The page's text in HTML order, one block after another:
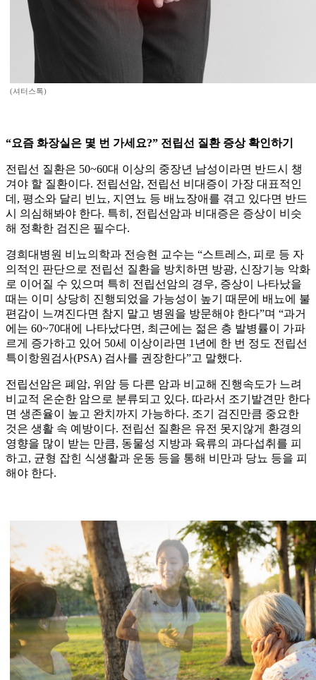
(셔터스톡)
“요즘 화장실은 몇 번 가세요?” 전립선 질환 증상 확인하기
전립선 질환은 50~60대 이상의 중장년 남성이라면 반드시 챙
겨야 할 질환이다. 전립선암, 전립선 비대증이 가장 대표적인
데, 평소와 달리 빈뇨, 지연뇨 등 배뇨장애를 겪고 있다면 반드
시 의심해봐야 한다. 특히, 전립선암과 비대증은 증상이 비슷
해 정확한 검진은 필수다.
경희대병원 비뇨의학과 전승현 교수는 “스트레스, 피로 등 자
의적인 판단으로 전립선 질환을 방치하면 방광, 신장기능 악화
로 이어질 수 있으며 특히 전립선암의 경우, 증상이 나타났을
때는 이미 상당히 진행되었을 가능성이 높기 때문에 배뇨에 불
편감이 느껴진다면 참지 말고 병원을 방문해야 한다”며 “과거
에는 60~70대에 나타났다면, 최근에는 젊은 층 발병률이 가파
르게 증가하고 있어 50세 이상이라면 1년에 한 번 정도 전립선
특이항원검사(PSA) 검사를 권장한다”고 말했다.
전립선암은 폐암, 위암 등 다른 암과 비교해 진행속도가 느려
비교적 온순한 암으로 분류되고 있다. 따라서 조기발견만 한다
면 생존율이 높고 완치까지 가능하다. 조기 검진만큼 중요한
것은 생활 속 예방이다. 전립선 질환은 유전 못지않게 환경의
영향을 많이 받는 만큼, 동물성 지방과 육류의 과다섭취를 피
하고, 균형 잡힌 식생활과 운동 등을 통해 비만과 당뇨 등을 피
해야 한다.